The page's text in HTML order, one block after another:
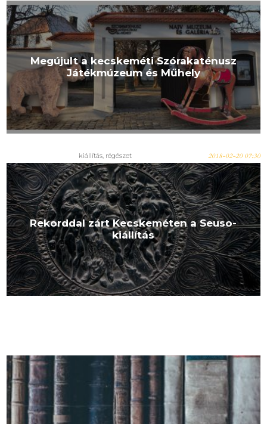
Megújult a kecskeméti Szórakaténusz
Játékmúzeum és Műhely
kiállítás, régészet 2018-02-20 07:30
Rekorddal zárt Kecskeméten a Seuso-
kiállítás